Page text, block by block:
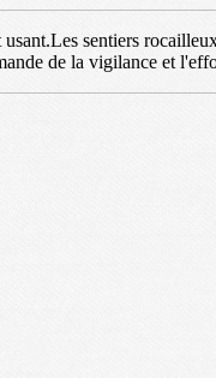
sentiers
de la vigilance et